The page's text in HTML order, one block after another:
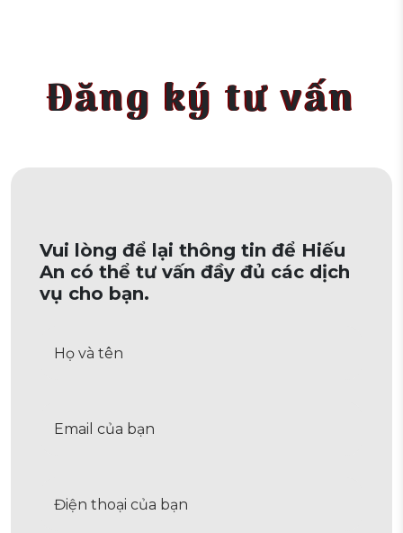
Đăng ký tư vấn
Vui lòng để lại thông tin để Hiếu
An có thể tư vấn đầy đủ các dịch
vụ cho bạn.